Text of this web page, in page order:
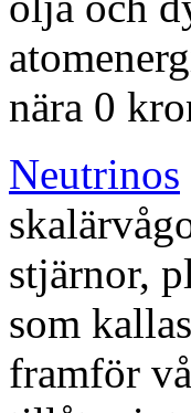
nära 0
Neutrinos
stjärnor,
som
framför